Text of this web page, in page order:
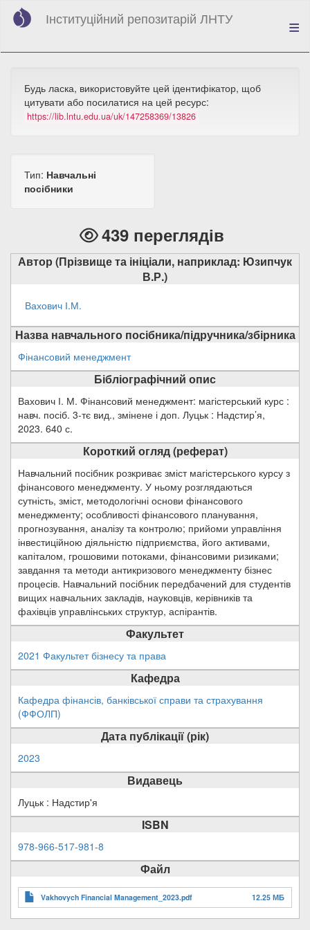
Перейти
вмісту
Інституційний репозитарій ЛНТУ
Будь ласка, використовуйте цей ідентифікатор, щоб
цитувати або посилатися на цей ресурс:
https://lib.lntu.edu.ua/uk/147258369/13826
Тип: Навчальні
посібники
439 переглядів
Автор (Прізвище та ініціали, наприклад: Юзипчук
В.Р.)
Вахович І.М.
Назва навчального посібника/підручника/збірника
Фінансовий менеджмент
Бібліографічний опис
Вахович І. М. Фінансовий менеджмент: магістерський курс :
навч. посіб. 3-тє вид., змінене і доп. Луцьк : Надстир’я,
2023. 640 с.
Короткий огляд (реферат)
Навчальний посібник розкриває зміст магістерського курсу з
фінансового менеджменту. У ньому розглядаються
сутність, зміст, методологічні основи фінансового
менеджменту; особливості фінансового планування,
прогнозування, аналізу та контролю; прийоми управління
інвестиційною діяльністю підприємства, його активами,
капіталом, грошовими потоками, фінансовими ризиками;
завдання та методи антикризового менеджменту бізнес
процесів. Навчальний посібник передбачений для студентів
вищих навчальних закладів, науковців, керівників та
фахівців управлінських структур, аспірантів.
Факультет
2021 Факультет бізнесу та права
Кафедра
Кафедра фінансів, банківської справи та страхування
(ФФОЛП)
Дата публікації (рік)
2023
Видавець
Луцьк : Надстир'я
ISBN
978-966-517-981-8
Файл
Vakhovych Financial Management_2023.pdf 12.25 МБ